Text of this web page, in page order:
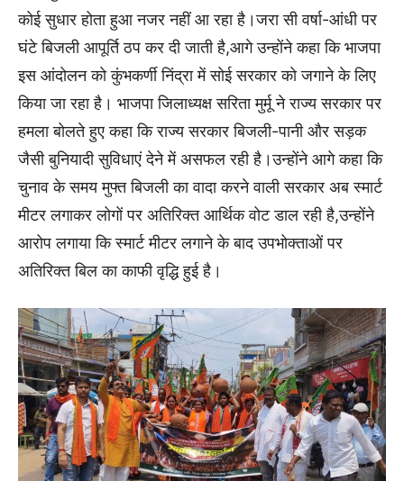
कोई सुधार होता हुआ नजर नहीं आ रहा है।जरा सी वर्षा-आंधी पर
घंटे बिजली आपूर्ति ठप कर दी जाती है,आगे उन्होंने कहा कि भाजपा
इस आंदोलन को कुंभकर्णी निंद्रा में सोई सरकार को जगाने के लिए
किया जा रहा है। भाजपा जिलाध्यक्ष सरिता मुर्मू ने राज्य सरकार पर
हमला बोलते हुए कहा कि राज्य सरकार बिजली-पानी और सड़क
जैसी बुनियादी सुविधाएं देने में असफल रही है।उन्होंने आगे कहा कि
चुनाव के समय मुफ्त बिजली का वादा करने वाली सरकार अब स्मार्ट
मीटर लगाकर लोगों पर अतिरिक्त आर्थिक वोट डाल रही है,उन्होंने
आरोप लगाया कि स्मार्ट मीटर लगाने के बाद उपभोक्ताओं पर
अतिरिक्त बिल का काफी वृद्धि हुई है।